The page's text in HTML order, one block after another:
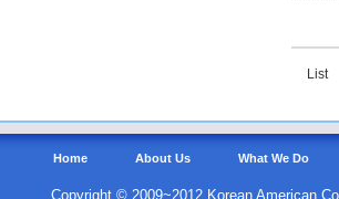
List
Home About Us What We Do
Copyright © 2009~2012 Korean American